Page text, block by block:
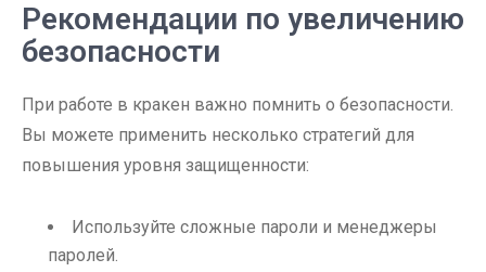
Рекомендации по увеличению
безопасности
При работе в кракен важно помнить о безопасности.
Вы можете применить несколько стратегий для
повышения уровня защищенности:
Используйте сложные пароли и менеджеры
паролей.